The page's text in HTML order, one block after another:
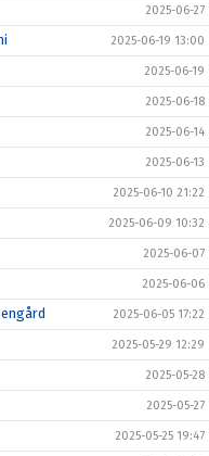
2025-06-27
2025-06-19 13:00
2025-06-19
2025-06-18
2025-06-14
2025-06-13
2025-06-10 21:22
2025-06-09 10:32
2025-06-07
2025-06-06
2025-06-05 17:22
2025-05-29 12:29
2025-05-28
2025-05-27
2025-05-25 19:47